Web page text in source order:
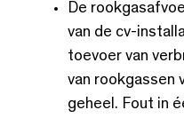
De
van de cv-
toevoer van
van rookgassen
geheel. Fout in